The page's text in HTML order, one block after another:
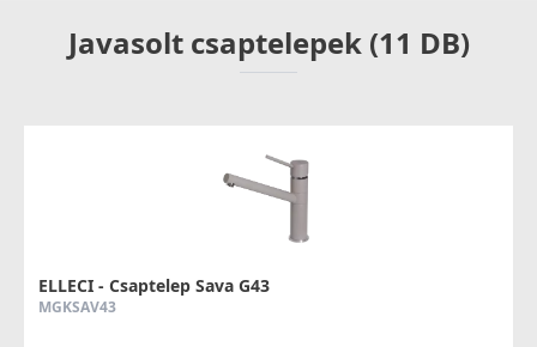
Javasolt csaptelepek (11 DB)
ELLECI - Csaptelep Sava G43
MGKSAV43